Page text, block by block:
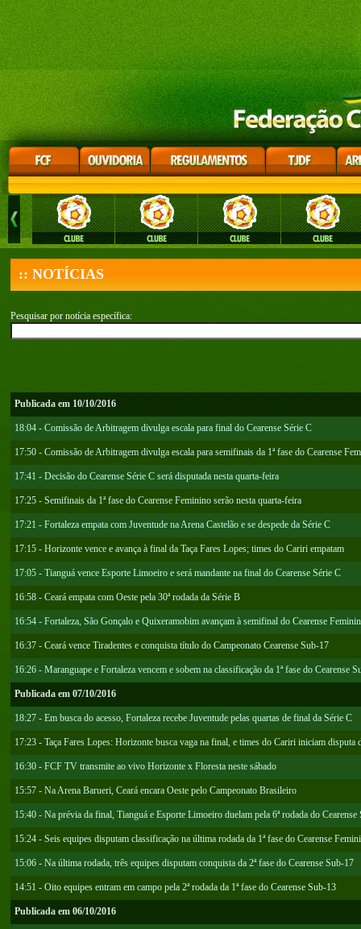
:: NOTÍCIAS
Pesquisar por notícia específica:
Publicada em 10/10/2016
18:04 - Comissão de Arbitragem divulga escala para final do Cearense Série C
17:50 - Comissão de Arbitragem divulga escala para semifinais da 1ª fase do Cearense
17:41 - Decisão do Cearense Série C será disputada nesta quarta-feira
17:25 - Semifinais da 1ª fase do Cearense Feminino serão nesta quarta-feira
17:21 - Fortaleza empata com Juventude na Arena Castelão e se despede da Série C
17:15 - Horizonte vence e avança à final da Taça Fares Lopes; times do Cariri empatam
17:05 - Tianguá vence Esporte Limoeiro e será mandante na final do Cearense Série C
16:58 - Ceará empata com Oeste pela 30ª rodada da Série B
16:54 - Fortaleza, São Gonçalo e Quixeramobim avançam à semifinal do Cearense
16:37 - Ceará vence Tiradentes e conquista título do Campeonato Cearense Sub-17
16:26 - Maranguape e Fortaleza vencem e sobem na classificação da 1ª fase do Cearense
Publicada em 07/10/2016
18:27 - Em busca do acesso, Fortaleza recebe Juventude pelas quartas de final da Série C
17:23 - Taça Fares Lopes: Horizonte busca vaga na final, e times do Cariri iniciam disputa
16:30 - FCF TV transmite ao vivo Horizonte x Floresta neste sábado
15:57 - Na Arena Barueri, Ceará encara Oeste pelo Campeonato Brasileiro
15:40 - Na prévia da final, Tianguá e Esporte Limoeiro duelam pela 6ª rodada do Cearense
15:24 - Seis equipes disputam classificação na última rodada da 1ª fase do Cearense
15:06 - Na última rodada, três equipes disputam conquista da 2ª fase do Cearense Sub-17
14:51 - Oito equipes entram em campo pela 2ª rodada da 1ª fase do Cearense Sub-13
Publicada em 06/10/2016